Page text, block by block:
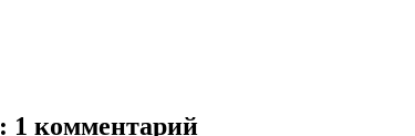
: 1 комментарий